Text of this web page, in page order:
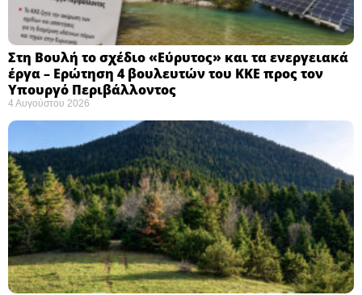
Στη Βουλή το σχέδιο «Εύρυτος» και τα ενεργειακά
έργα – Ερώτηση 4 βουλευτών του ΚΚΕ προς τον
Υπουργό Περιβάλλοντος
4 Αυγούστου 2026